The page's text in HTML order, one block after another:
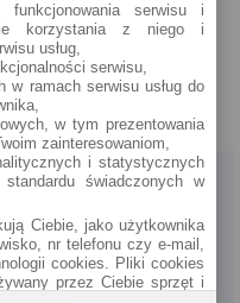
firm
firmowe
funkcjonowania serwisu i
korzystania z niego i
usług,
serwisu,
w ramach serwisu usług do
w tym prezentowania
zainteresowaniom,
i statystycznych
świadczonych w
Ciebie, jako użytkownika
nr telefonu czy e-mail,
cookies. Pliki cookies
przez Ciebie sprzęt i